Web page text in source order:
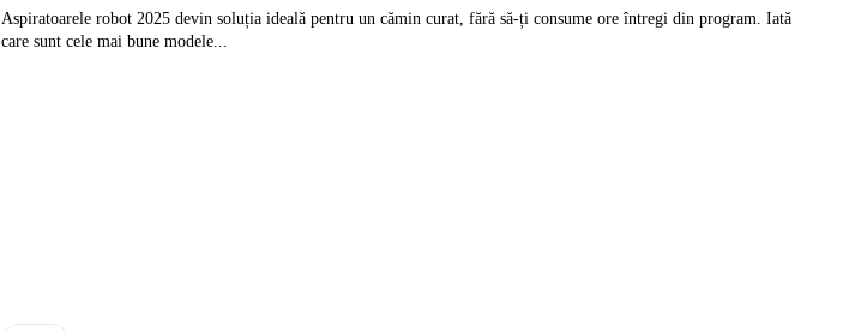
Aspiratoarele robot 2025 devin soluția ideală pentru un cămin curat, fără să-ți consume ore întregi din program. Iată
care sunt cele mai bune modele...